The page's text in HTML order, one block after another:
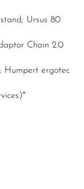
Ursus 80
Chain 2.0
Humpert ergotec